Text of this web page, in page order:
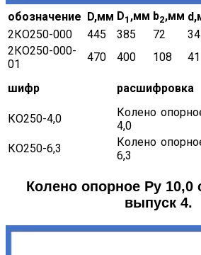
обозначение D,мм D1 ,мм b2,мм
2КО250-000
445 385 72 34
2КО250-000-
01
470 400 108 41
шифр расшифровка
КО250-4,0
Колено
4,0
КО250-6,3
Колено
6,3
Колено опорное Ру 10,0
выпуск 4.